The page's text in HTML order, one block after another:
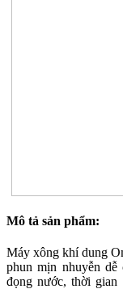
Mô tả sản phẩm:
Máy xông khí dung
phun mịn nhuyễn
đọng nước, thời